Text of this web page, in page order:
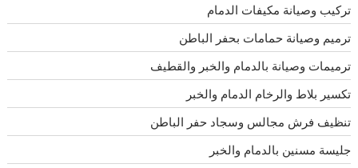
تركيب وصيانة مكيفات الدمام
ترميم وصيانة حمامات بحفر الباطن
ترميمات وصيانة بالدمام والخبر والقطيف
تكسير بلاط والرخام الدمام والخبر
تنظيف فرش مجالس وسجاد حفر الباطن
جليسة مسنين بالدمام والخبر